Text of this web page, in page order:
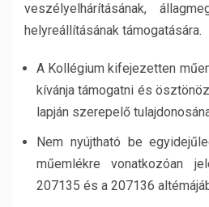
veszélyelhárításának,
helyreállításának támogatására.
A Kollégium kifejezetten
kívánja támogatni és
lapján szerepelő
Nem nyújtható be
műemlékre vonatkozóan
207135 és a 207136